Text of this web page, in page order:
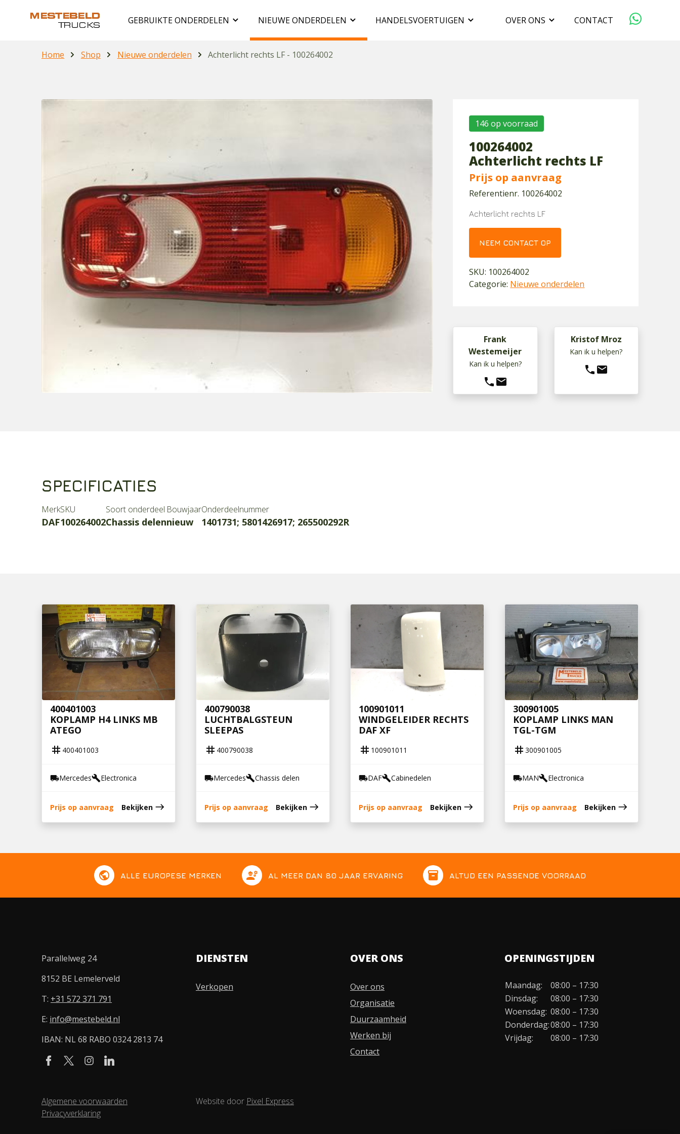
GEBRUIKTE ONDERDELEN NIEUWE ONDERDELEN HANDELSVOERTUIGEN OVER ONS
DUURZAAMHEID
WERKEN BIJ
CONTACT
Home Shop Nieuwe onderdelen Achterlicht rechts LF - 100264002
146 op voorraad
100264002
Achterlicht rechts LF
Prijs op aanvraag
Referentienr. 100264002
Achterlicht rechts LF
NEEM CONTACT OP
SKU: 100264002
Categorie: Nieuwe onderdelen
Frank
Westemeijer
Kan ik u helpen?
phone mail
Kristof Mroz
Kan ik u helpen?
phone mail
SPECIFICATIES
Merk
DAF
SKU
100264002
Soort onderdeel
Chassis delen
Bouwjaar
nieuw
Onderdeelnummer
1401731; 5801426917; 265500292R
400401003
KOPLAMP H4 LINKS MB
ATEGO
tag 400401003
local_shippingMercedesbuildElectronica
Prijs op aanvraag Bekijken east
400790038
LUCHTBALGSTEUN
SLEEPAS
tag 400790038
local_shippingMercedesbuildChassis delen
Prijs op aanvraag Bekijken east
100901011
WINDGELEIDER RECHTS
DAF XF
tag 100901011
local_shippingDAFbuildCabinedelen
Prijs op aanvraag Bekijken east
300901005
KOPLAMP LINKS MAN
TGL-TGM
tag 300901005
local_shippingMANbuildElectronica
Prijs op aanvraag Bekijken east
public ALLE EUROPESE MERKEN engineering AL MEER DAN 80 JAAR ERVARING inventory ALTIJD EEN PASSENDE VOORRAAD
Parallelweg 24
8152 BE Lemelerveld
T: +31 572 371 791
E: info@mestebeld.nl
IBAN: NL 68 RABO 0324 2813 74
DIENSTEN
Verkopen
OVER ONS
Over ons
Organisatie
Duurzaamheid
Werken bij
Contact
OPENINGSTIJDEN
Maandag:
08:00 – 17:30
Dinsdag:
08:00 – 17:30
Woensdag: 08:00 – 17:30
Donderdag:08:00 – 17:30
Vrijdag:
08:00 – 17:30
Algemene voorwaarden
Privacyverklaring
Website door Pixel Express